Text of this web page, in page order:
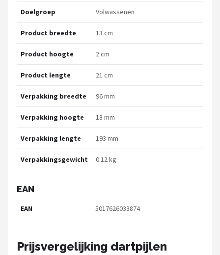
Doelgroep Volwassenen
Product breedte 13 cm
Product hoogte 2 cm
Product lengte 21 cm
Verpakking breedte 96 mm
Verpakking hoogte 18 mm
Verpakking lengte 193 mm
Verpakkingsgewicht 0.12 kg
EAN
EAN 5017626033874
Prijsvergelijking dartpijlen